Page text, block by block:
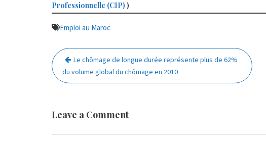
Professionnelle (CIP) )
Emploi au Maroc
Navigation
de
l’article
Le chômage de longue durée représente plus de 62%
du volume global du chômage en 2010
Leave a Comment